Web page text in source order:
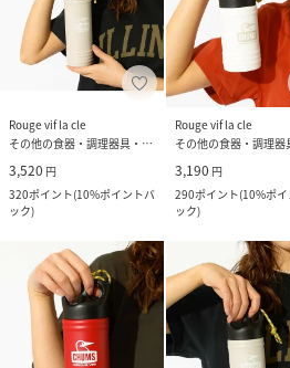
Rouge vif la cle
その他の食器・調理器具・キッチン用品
3,520 円
320ポイント(10%ポイントバ
ック)
Rouge vif la cle
3,190 円
290ポイント(10%ポ
ック)